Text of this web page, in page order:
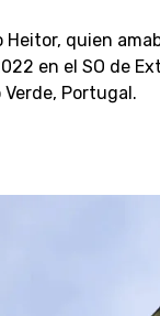
Heitor, quien
en el SO de
Portugal.